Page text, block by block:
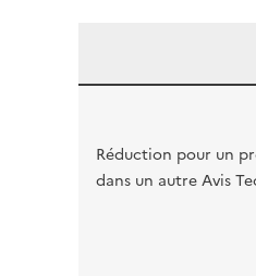
Réduction pour un
dans un autre Avis